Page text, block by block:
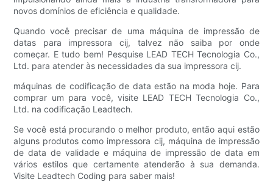
novos domínios de eficiência e qualidade.
Quando você precisar de uma máquina de impressão de
datas para impressora cij, talvez não saiba por onde
começar. E tudo bem! Pesquise LEAD TECH Tecnologia Co.,
Ltd. para atender às necessidades da sua impressora cij.
máquinas de codificação de data estão na moda hoje. Para
comprar um para você, visite LEAD TECH Tecnologia Co.,
Ltd. na codificação Leadtech.
Se você está procurando o melhor produto, então aqui estão
alguns produtos como impressora cij, máquina de impressão
de data de validade e máquina de impressão de data em
vários estilos que certamente atenderão à sua demanda.
Visite Leadtech Coding para saber mais!